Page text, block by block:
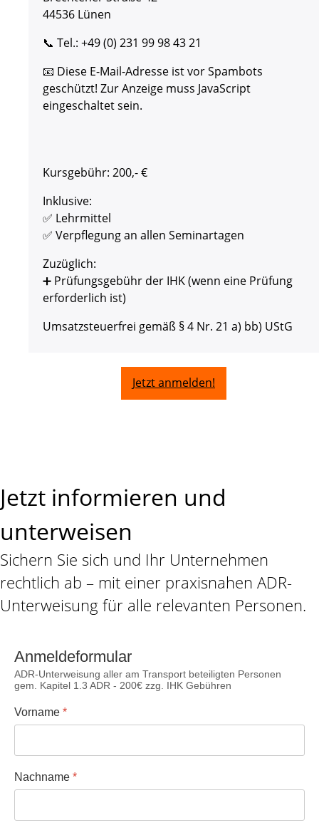
44536 Lünen
📞 Tel.: +49 (0) 231 99 98 43 21
📧 Diese E-Mail-Adresse ist vor Spambots
geschützt! Zur Anzeige muss JavaScript
eingeschaltet sein.
Kursgebühr: 200,- €
Inklusive:
✅ Lehrmittel
✅ Verpflegung an allen Seminartagen
Zuzüglich:
➕ Prüfungsgebühr der IHK (wenn eine Prüfung
erforderlich ist)
Umsatzsteuerfrei gemäß § 4 Nr. 21 a) bb) UStG
Jetzt anmelden!
Jetzt informieren und
unterweisen
Sichern Sie sich und Ihr Unternehmen
rechtlich ab – mit einer praxisnahen ADR-
Unterweisung für alle relevanten Personen.
Anmeldeformular
ADR-Unterweisung aller am Transport beteiligten Personen
gem. Kapitel 1.3 ADR - 200€ zzg. IHK Gebühren
Vorname *
Nachname *